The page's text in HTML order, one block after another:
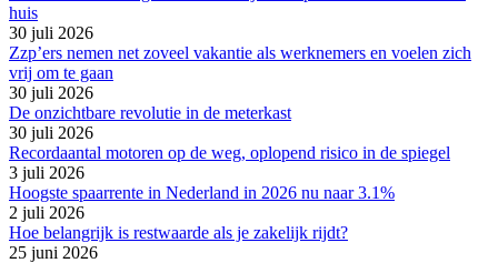
huis
30 juli 2026
Zzp’ers nemen net zoveel vakantie als werknemers en voelen zich
vrij om te gaan
30 juli 2026
De onzichtbare revolutie in de meterkast
30 juli 2026
Recordaantal motoren op de weg, oplopend risico in de spiegel
3 juli 2026
Hoogste spaarrente in Nederland in 2026 nu naar 3.1%
2 juli 2026
Hoe belangrijk is restwaarde als je zakelijk rijdt?
25 juni 2026